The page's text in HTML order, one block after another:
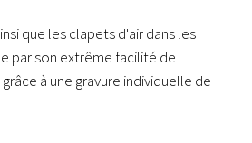
que les clapets d'air dans les
par son extrême facilité de
à une gravure individuelle de